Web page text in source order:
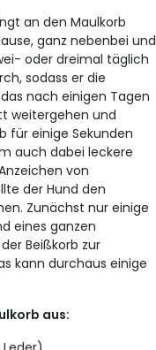
an den Maulkorb
ganz nebenbei und
oder dreimal täglich
sodass er die
nach einigen Tagen
weitergehen und
für einige Sekunden
auch dabei leckere
von
der Hund den
Zunächst nur einige
eines ganzen
Beißkorb zur
kann durchaus einige
aus: